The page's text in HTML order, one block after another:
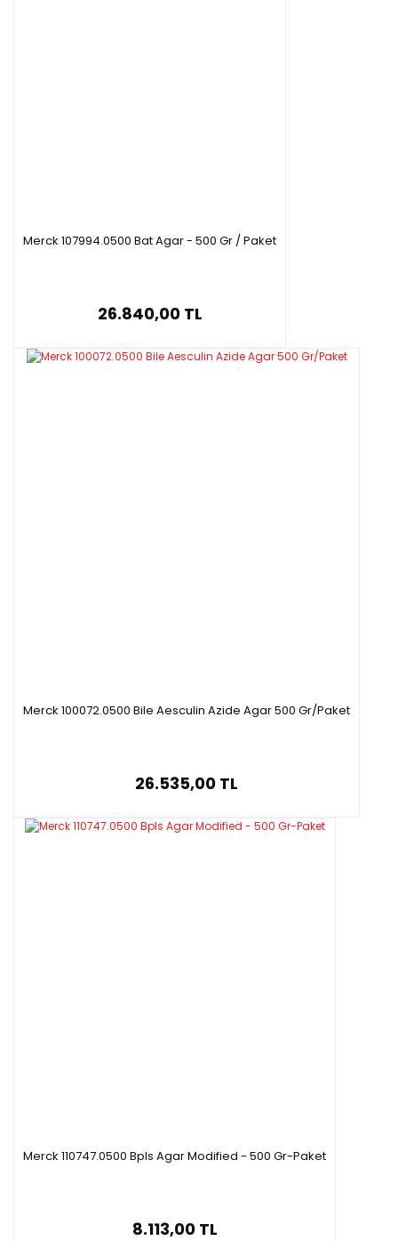
Merck 107994.0500 Bat Agar - 500 Gr / Paket
26.840,00 TL
Merck 100072.0500 Bile Aesculin Azide Agar 500 Gr/Paket
26.535,00 TL
Merck 110747.0500 Bpls Agar Modified - 500 Gr-Paket
8.113,00 TL